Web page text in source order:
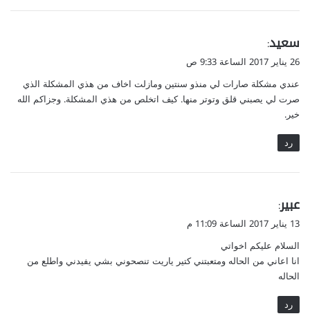
ي
ق
ل
سعيد:
26 يناير 2017 الساعة 9:33 ص
عندي مشكلة صارات لي منذو سنتين ومازلت اخاف من هذي المشكلة الذي
صرت لي يصبني قلق وتوتر منها. كيف اتخلص من هذي المشكلة. وجزاكم الله
خير.
رد
ي
ق
ل
عبير:
13 يناير 2017 الساعة 11:09 م
السلام عليكم اخواتي
انا اعاني من الحاله ومتعبتني كتير ياريت تنصحوني بشي يفيدني واطلع من
الحاله
رد